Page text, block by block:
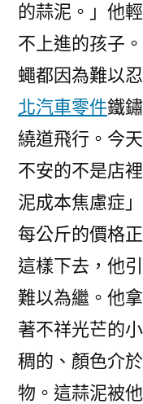
的蒜泥。」他
不上進的孩子
蠅都因為難以
北汽車零件鐵
繞道飛行。今
不安的不是店
泥成本焦慮症
每公斤的價格
這樣下去，他
難以為繼。他
著不祥光芒的
稠的、顏色介
物。這蒜泥被